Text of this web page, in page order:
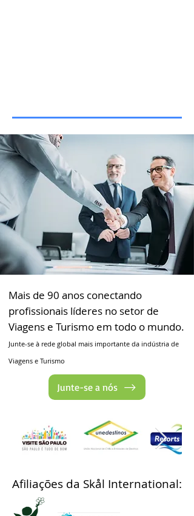
Mais de 90 anos conectando
profissionais líderes no setor de
Viagens e Turismo em todo o mundo.
Junte-se à rede global mais importante da indústria de
Viagens e Turismo
Junte-se a nós
Afiliações da Skål International: